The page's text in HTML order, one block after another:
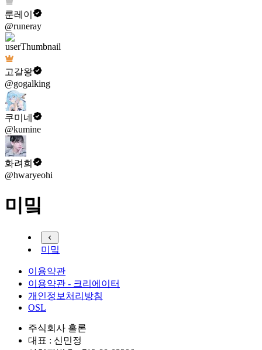
룬레이
@runeray
고갈왕
@gogalking
쿠미네
@kumine
화려희
@hwaryeohi
미밐
미밐
이용약관
이용약관 - 크리에이터
개인정보처리방침
OSL
주식회사 홀론
대표 : 신민정